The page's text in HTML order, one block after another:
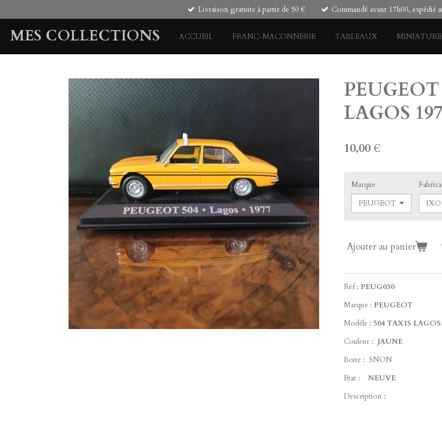
au
contenu
principal
Livraison gratuite à partir de 50 € Commandé avant 17h00, expédié
MES COLLECTIONS ACCUEIL FRANC-MACONNERIE TABLEAUX
LAGOS
10,00 €
Marque
Ajouter au panier
Réf : PEUG030
Marque : PEUGEOT
Modéle : 504 TAXIS LAGOS
Couleur : JAUNE
Boite : SNON
Etat :
NEUVE
Description :